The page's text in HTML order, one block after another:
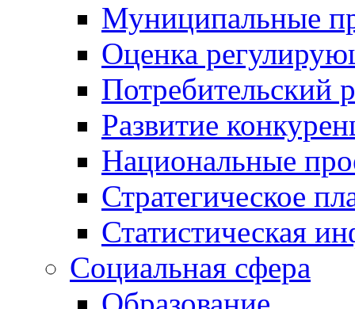
Муниципальные
Оценка
Потребительский
Развитие
Национальные
Стратегическое
Статистическая
Социальная сфера